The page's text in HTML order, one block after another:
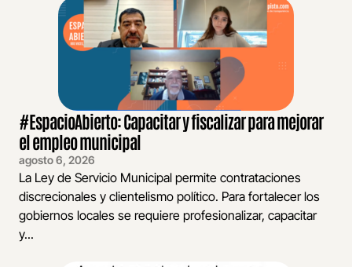
#EspacioAbierto: Capacitar y fiscalizar para mejorar
el empleo municipal
agosto 6, 2026
La Ley de Servicio Municipal permite contrataciones
discrecionales y clientelismo político. Para fortalecer los
gobiernos locales se requiere profesionalizar, capacitar
y...